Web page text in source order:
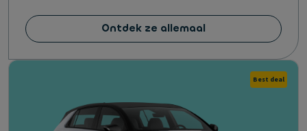
Ontdek ze allemaal
Best deal